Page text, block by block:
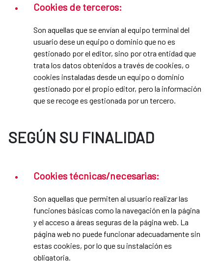
Cookies de terceros:
Son aquellas que se envían al equipo terminal del
usuario dese un equipo o dominio que no es
gestionado por el editor, sino por otra entidad que
trata los datos obtenidos a través de cookies, o
cookies instaladas desde un equipo o dominio
gestionado por el propio editor, pero la información
que se recoge es gestionada por un tercero.
SEGÚN SU FINALIDAD
Cookies técnicas/necesarias:
Son aquellas que permiten al usuario realizar las
funciones básicas como la navegación en la página
y el acceso a áreas seguras de la página web. La
página web no puede funcionar adecuadamente sin
estas cookies, por lo que su instalación es
obligatoria.